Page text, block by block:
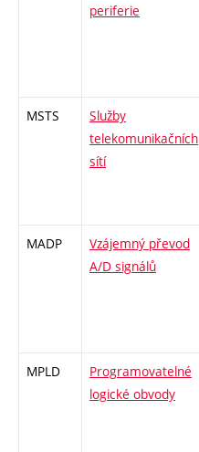
periferie
MSTS
Služby
telekomunikačních
sítí
MADP
Vzájemný převod
A/D signálů
MPLD
Programovatelné
logické obvody